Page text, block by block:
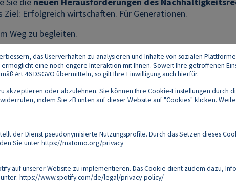
Ziel: Erfolgreich wirtschaften. Für Generationen.
Weg zu begleiten.
Footer
das Userverhalten zu analysieren und Inhalte von sozialen
eine noch engere Interaktion mit Ihnen. Soweit Ihre getroffenen
Art 46 DSGVO übermitteln, so gilt Ihre Einwilligung auch hierfür.
akzeptieren oder abzulehnen. Sie können Ihre Cookie-Einstellungen durch
indem Sie zB unten auf dieser Website auf "Cookies" klicken.
der Dienst pseudonymisierte Nutzungsprofile. Durch das Setzen dieses
Sie unterhttps://matomo.org/privacy
auf unserer Website zu implementieren. Das Cookie dient zudem dazu,
https://www.spotify.com/de/legal/privacy-policy/